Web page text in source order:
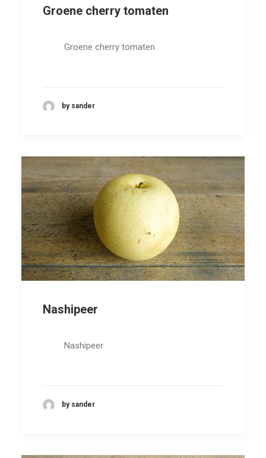
Groene cherry tomaten
Groene cherry tomaten
by sander
Nashipeer
Nashipeer
by sander